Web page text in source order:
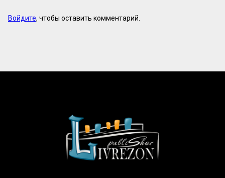
Войдите, чтобы оставить комментарий.